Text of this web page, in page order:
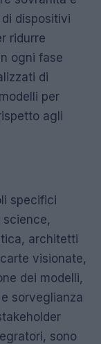
dispositivi
ridurre
ogni fase
di
per
agli
specifici
architetti
visionate,
dei modelli,
sorveglianza
sono